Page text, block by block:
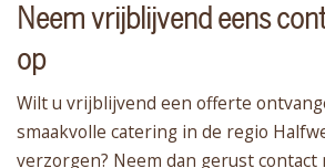
Neem vrijblijvend eens
op
Wilt u vrijblijvend een offerte
smaakvolle catering in de regio
verzorgen? Neem dan gerust